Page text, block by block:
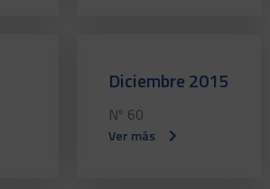
Diciembre 2015
Nº 60
Ver más